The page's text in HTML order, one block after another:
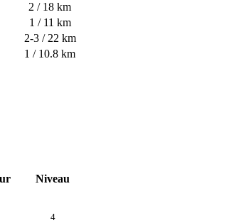
2 / 18 km
1 / 11 km
2-3 / 22 km
1 / 10.8 km
Niveau
4